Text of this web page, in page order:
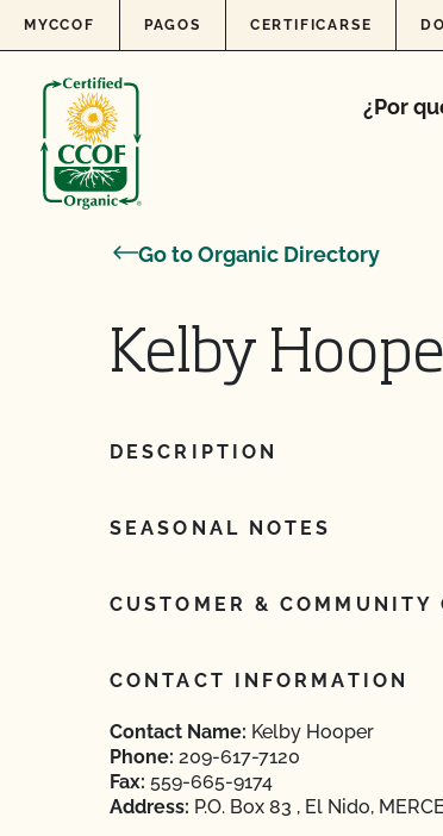
Skip to content
MYCCOF PAGOS CERTIFICARSE
¿Por
Go to Organic Directory
Kelby
DESCRIPTION
SEASONAL NOTES
CUSTOMER & COMMUNITY
CONTACT INFORMATION
Contact Name: Kelby Hooper
Phone: 209-617-7120
Fax: 559-665-9174
Address: P.O. Box 83 , El Nido,